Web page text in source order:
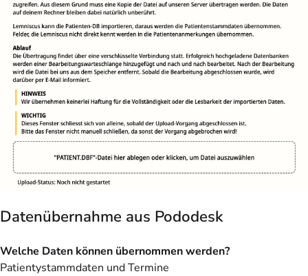
Datenübernahme aus Pododesk
Welche Daten können übernommen werden?
Patientystammdaten und Termine